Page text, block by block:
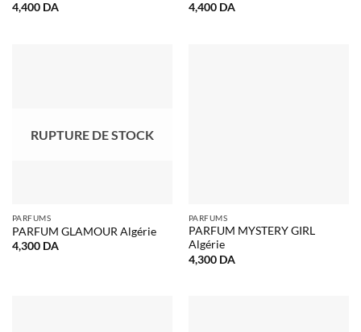
4,400 DA
4,400 DA
RUPTURE DE STOCK
PARFUMS
PARFUM GLAMOUR Algérie
4,300 DA
PARFUMS
PARFUM MYSTERY GIRL
Algérie
4,300 DA